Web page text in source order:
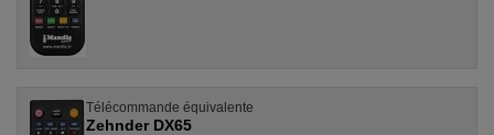
Télécommande équivalente
Zehnder DX65